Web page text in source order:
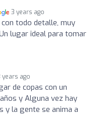
3 years ago
todo detalle, muy
lugar ideal para tomar
years ago
de copas con un
y Alguna vez hay
y la gente se anima a